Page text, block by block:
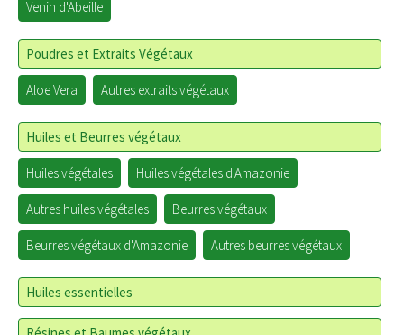
Venin d'Abeille
Poudres et Extraits Végétaux
Aloe Vera Autres extraits végétaux
Huiles et Beurres végétaux
Huiles végétales Huiles végétales d'Amazonie
Autres huiles végétales Beurres végétaux
Beurres végétaux d'Amazonie Autres beurres végétaux
Huiles essentielles